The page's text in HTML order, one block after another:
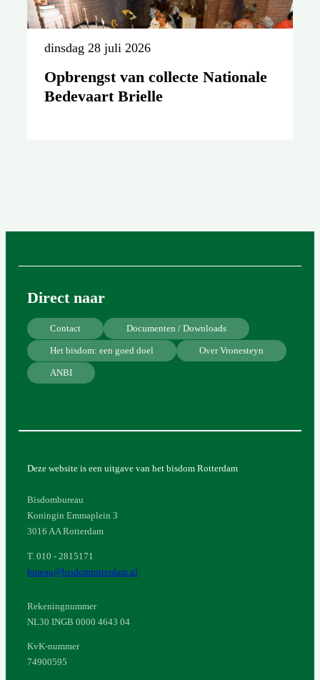
dinsdag 28 juli 2026
Opbrengst van collecte Nationale
Bedevaart Brielle
Direct naar
Contact Documenten / Downloads
Het bisdom: een goed doel Over Vronesteyn
ANBI
Deze website is een uitgave van het bisdom Rotterdam
Bisdombureau
Koningin Emmaplein 3
3016 AA Rotterdam
T. 010 - 2815171
bureau@bisdomrotterdam.nl
Rekeningnummer
NL30 INGB 0000 4643 04
KvK-nummer
74900595